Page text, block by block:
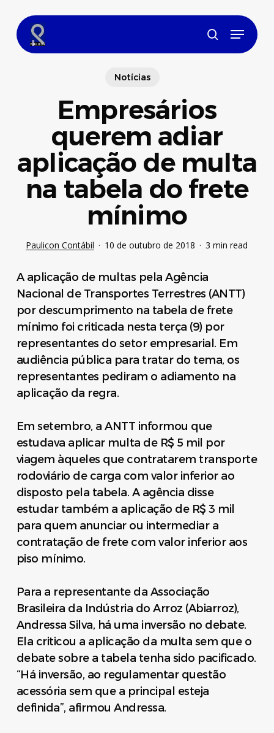
main
content
search
Menu
Notícias
Empresários
querem adiar
aplicação de multa
na tabela do frete
mínimo
Paulicon Contábil 10 de outubro de 2018 3 min read
A aplicação de multas pela Agência
Nacional de Transportes Terrestres (ANTT)
por descumprimento na tabela de frete
mínimo foi criticada nesta terça (9) por
representantes do setor empresarial. Em
audiência pública para tratar do tema, os
representantes pediram o adiamento na
aplicação da regra.
Em setembro, a ANTT informou que
estudava aplicar multa de R$ 5 mil por
viagem àqueles que contratarem transporte
rodoviário de carga com valor inferior ao
disposto pela tabela. A agência disse
estudar também a aplicação de R$ 3 mil
para quem anunciar ou intermediar a
contratação de frete com valor inferior aos
piso mínimo.
Para a representante da Associação
Brasileira da Indústria do Arroz (Abiarroz),
Andressa Silva, há uma inversão no debate.
Ela criticou a aplicação da multa sem que o
debate sobre a tabela tenha sido pacificado.
“Há inversão, ao regulamentar questão
acessória sem que a principal esteja
definida”, afirmou Andressa.